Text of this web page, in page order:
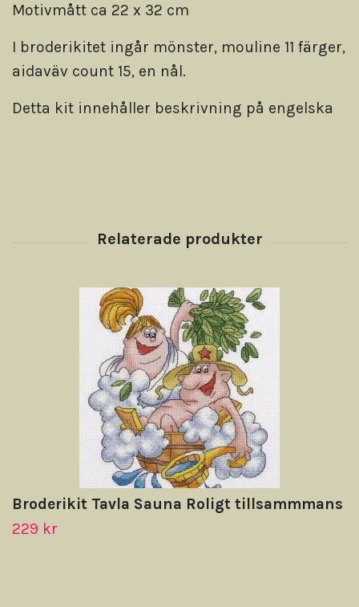
Motivmått ca 22 x 32 cm
I broderikitet ingår mönster, mouline 11 färger,
aidaväv count 15, en nål.
Detta kit innehåller beskrivning på engelska
Broderikit Tavla Sauna Roligt tillsammmans
229 kr